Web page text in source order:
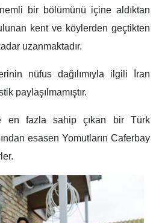
bir bölümünü içine aldıktan
kent ve köylerden geçtikten
uzanmaktadır.
nüfus dağılımıyla ilgili İran
paylaşılmamıştır.
en fazla sahip çıkan bir Türk
esasen Yomutların Caferbay